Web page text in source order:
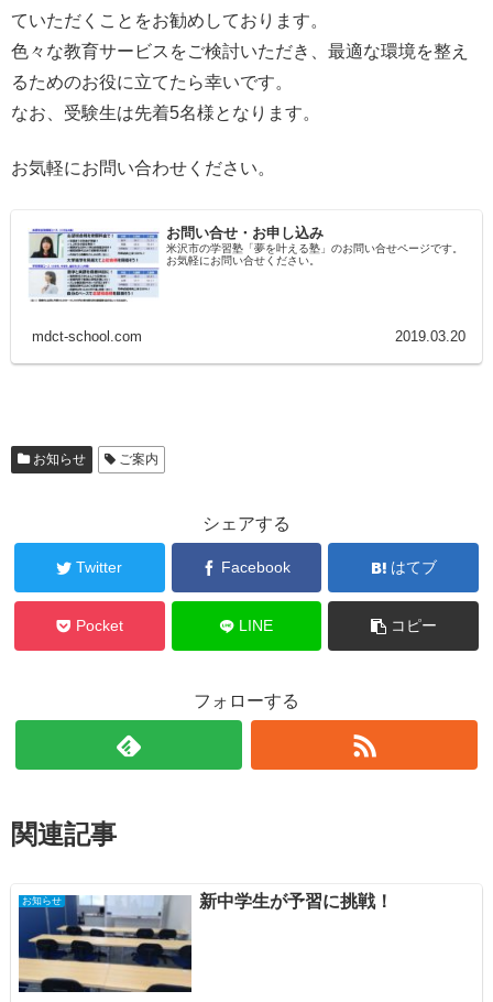
ていただくことをお勧めしております。
色々な教育サービスをご検討いただき、最適な環境を整え
るためのお役に立てたら幸いです。
なお、受験生は先着5名様となります。
お気軽にお問い合わせください。
お問い合せ・お申し込み
米沢市の学習塾「夢を叶える塾」のお問い合せページです。
お気軽にお問い合せください。
mdct-school.com 2019.03.20
お知らせ ご案内
シェアする
Twitter Facebook はてブ
Pocket LINE コピー
フォローする
関連記事
お知らせ 新中学生が予習に挑戦！